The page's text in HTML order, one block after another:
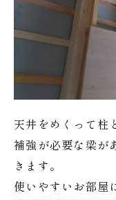
天井をめくって柱
補強が必要な梁が
きます。
使いやすいお部屋